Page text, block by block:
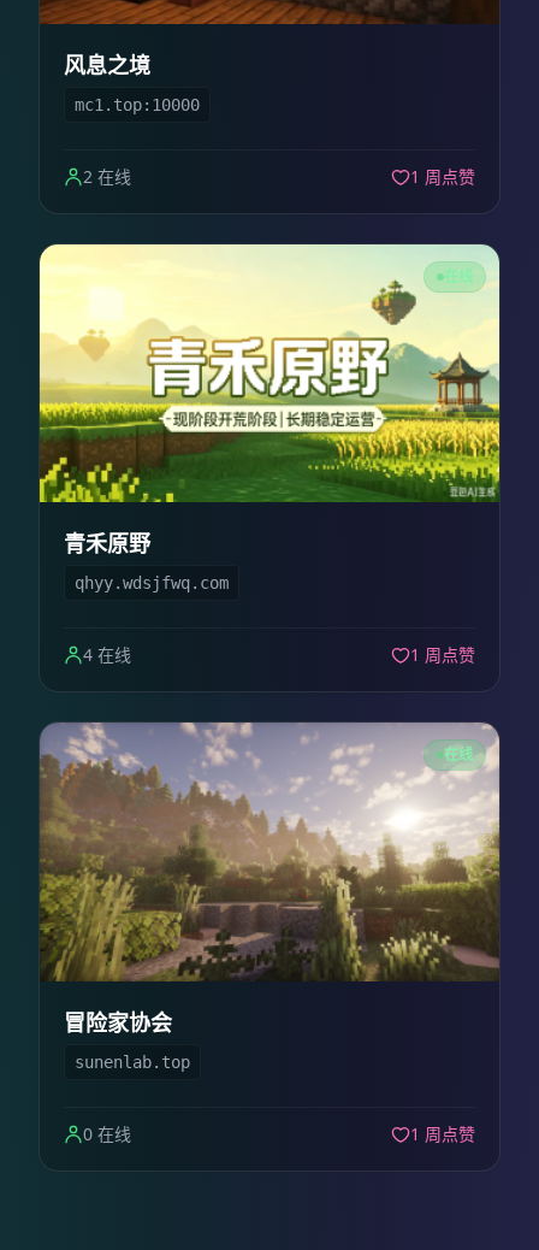
风息之境
mc1.top:10000
2 在线 1 周点赞
在线
青禾原野
qhyy.wdsjfwq.com
4 在线 1 周点赞
在线
冒险家协会
sunenlab.top
0 在线 1 周点赞